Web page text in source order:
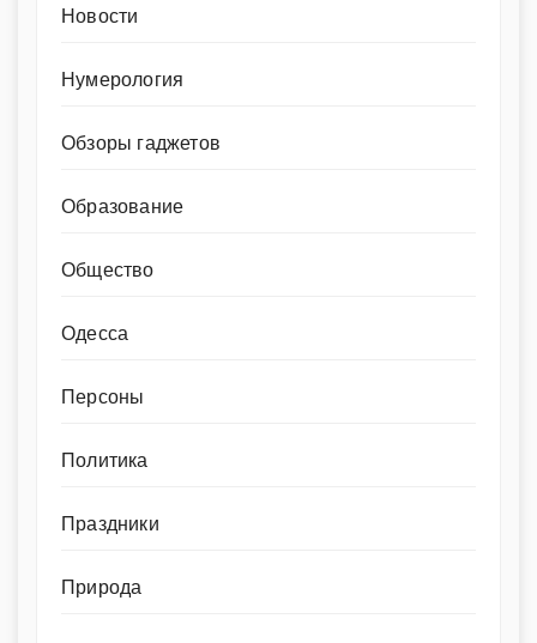
Новости
Нумерология
Обзоры гаджетов
Образование
Общество
Одесса
Персоны
Политика
Праздники
Природа